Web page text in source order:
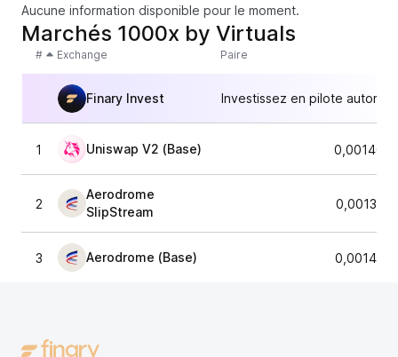
Aucune information disponible pour le moment.
Marchés 1000x by Virtuals
# Exchange Paire
Finary Invest Investissez en pilote
1 Uniswap V2 (Base)
2
Aerodrome
SlipStream
3 Aerodrome (Base)